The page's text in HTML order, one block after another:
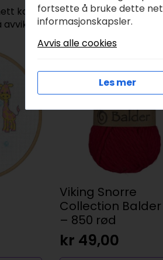
kan avvike noe i forhold til
i noen grad fra fargebad til
Viking Snorre
Collection
– 850 rød
kr 49,00
fortsette å bruke dette
informasjonskapsler.
Avvis alle cookies
Les mer